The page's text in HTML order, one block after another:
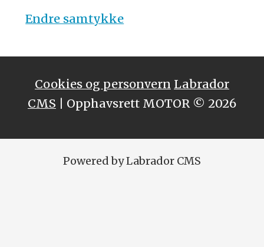
Endre samtykke
Cookies og personvern Labrador
CMS | Opphavsrett MOTOR © 2026
Powered by Labrador CMS